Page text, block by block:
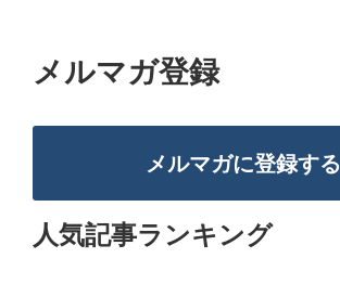
メルマガ登録
メルマガに登録する
人気記事ランキング